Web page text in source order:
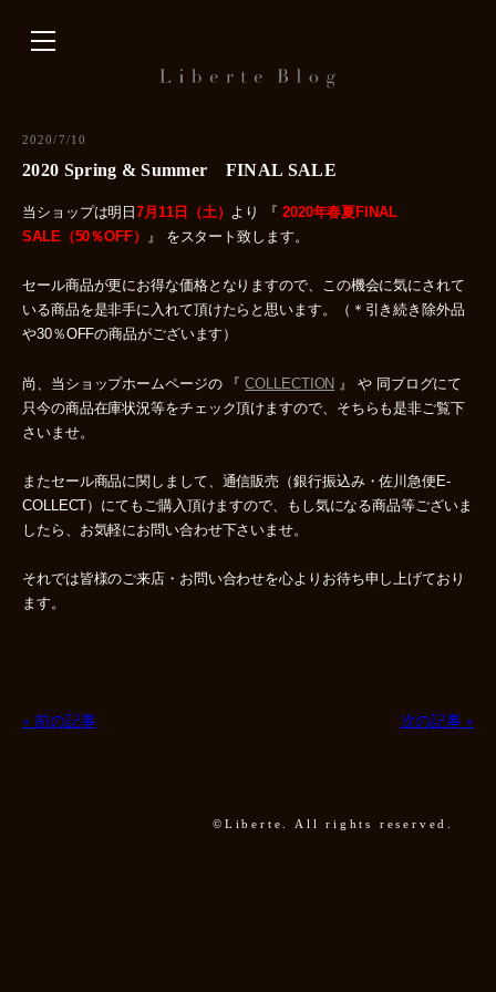
プ
2020/7/10
2020 Spring & Summer FINAL SALE
当ショップは明日7月11日（土） より 『 2020年春夏FINAL
SALE（50％OFF） 』 をスタート致します。
セール商品が更にお得な価格となりますので、この機会に気にされて
いる商品を是非手に入れて頂けたらと思います。（＊引き続き除外品
や30％OFFの商品がございます）
尚、当ショップホームページの 『COLLECTION 』 や 同ブログにて
只今の商品在庫状況等をチェック頂けますので、そちらも是非ご覧下
さいませ。
またセール商品に関しまして、通信販売（銀行振込み・佐川急便E-
COLLECT）にてもご購入頂けますので、もし気になる商品等ございま
したら、お気軽にお問い合わせ下さいませ。
それでは皆様のご来店・お問い合わせを心よりお待ち申し上げており
ます。
« 前の記事 次の記事 »
©Liberte. All rights reserved.